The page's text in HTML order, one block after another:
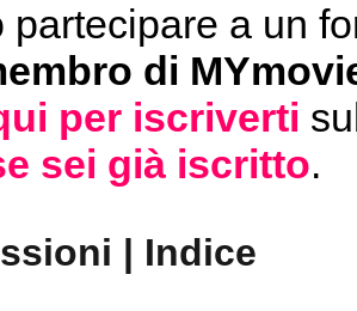
partecipare a un
di
per iscriverti
sei già iscritto.
| Indice